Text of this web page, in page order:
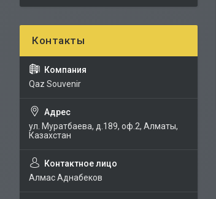
Qaz Souvenir
ул. Муратбаева, д.189, оф.2, Алматы,
Казахстан
Алмас Аднабеков